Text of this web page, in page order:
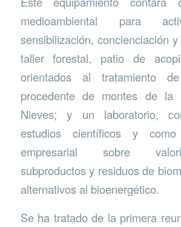
medioambiental para
sensibilización, concienciación
taller forestal, patio de
orientados al tratamiento
procedente de montes de
Nieves; y un laboratorio,
estudios científicos y como
empresarial sobre
subproductos y residuos de
alternativos al bioenergético.
Se ha tratado de la primera